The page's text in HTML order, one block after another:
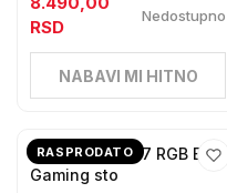
RSD
Nedostupno
NABAVI MI HITNO
RASPRODATO
Huzaro Hero 1.7 RGB Beli
Gaming sto